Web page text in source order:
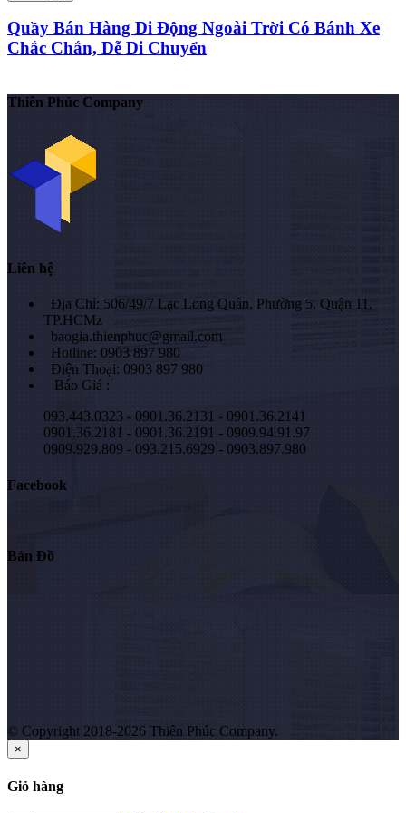
Quầy Bán Hàng Di Động Ngoài Trời Có Bánh Xe
Chắc Chắn, Dễ Di Chuyển
Thiên Phúc Company
Liên hệ
Địa Chỉ: 506/49/7 Lạc Long Quân, Phường 5, Quận 11,
TP.HCMz
baogia.thienphuc@gmail.com
Hotline: 0903 897 980
Điện Thoại: 0903 897 980
Báo Giá :
093.443.0323 - 0901.36.2131 - 0901.36.2141
0901.36.2181 - 0901.36.2191 - 0909.94.91.97
0909.929.809 - 093.215.6929 - 0903.897.980
Facebook
Bản Đồ
© Copyright 2018-2026 Thiên Phúc Company.
×
Giỏ hàng